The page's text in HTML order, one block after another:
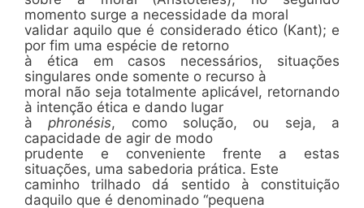
momento surge a necessidade da moral
validar aquilo que é considerado ético (Kant); e
por fim uma espécie de retorno
à ética em casos necessários, situações
singulares onde somente o recurso à
moral não seja totalmente aplicável, retornando
à intenção ética e dando lugar
àphronésis, como solução, ou seja, a
capacidade de agir de modo
prudente e conveniente frente a estas
situações, uma sabedoria prática. Este
caminho trilhado dá sentido à constituição
daquilo que é denominado “pequena